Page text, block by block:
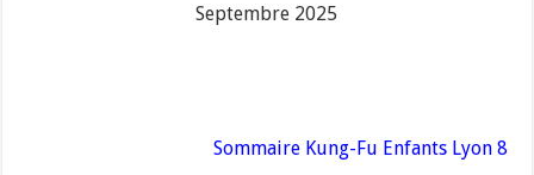
Septembre 2025
Sommaire Kung-Fu Enfants Lyon 8